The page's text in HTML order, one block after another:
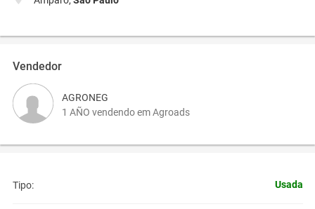
Vendedor
AGRONEG
1 AÑO vendendo em Agroads
Tipo: Usada